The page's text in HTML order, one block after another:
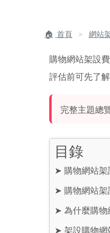
首頁 ＞ 網站
購物網站架設
評估前可先了解
完整主題總
目錄
➤ 購物網站
➤ 購物網站
➤ 為什麼購物
➤ 架設購物網